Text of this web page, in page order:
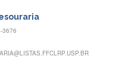
3676